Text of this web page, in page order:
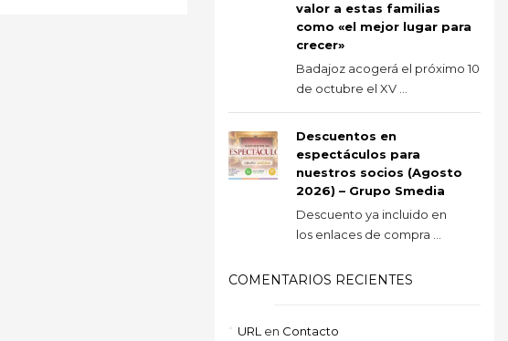
valor a estas familias
como «el mejor lugar para
crecer»
Badajoz acogerá el próximo 10
de octubre el XV ...
Descuentos en
espectáculos para
nuestros socios (Agosto
2026) – Grupo Smedia
Descuento ya incluido en
los enlaces de compra ...
COMENTARIOS RECIENTES
URL en Contacto